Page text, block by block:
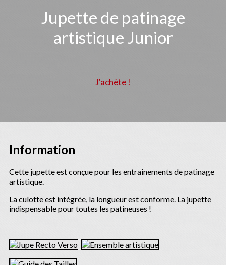
Jupette de patinage
artistique Junior
J'achète !
Information
Cette jupette est conçue pour les entraînements de patinage
artistique.
La culotte est intégrée, la longueur est conforme. La jupette
indispensable pour toutes les patineuses !